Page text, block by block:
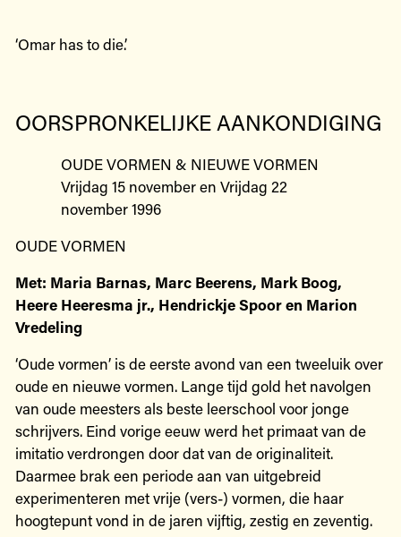
‘Omar has to die.’
OORSPRONKELIJKE AANKONDIGING
OUDE VORMEN & NIEUWE VORMEN
Vrijdag 15 november en Vrijdag 22
november 1996
OUDE VORMEN
Met: Maria Barnas, Marc Beerens, Mark Boog,
Heere Heeresma jr., Hendrickje Spoor en Marion
Vredeling
‘Oude vormen’ is de eerste avond van een tweeluik over
oude en nieuwe vormen. Lange tijd gold het navolgen
van oude meesters als beste leerschool voor jonge
schrijvers. Eind vorige eeuw werd het primaat van de
imitatio verdrongen door dat van de originaliteit.
Daarmee brak een periode aan van uitgebreid
experimenteren met vrije (vers-) vormen, die haar
hoogtepunt vond in de jaren vijftig, zestig en zeventig.